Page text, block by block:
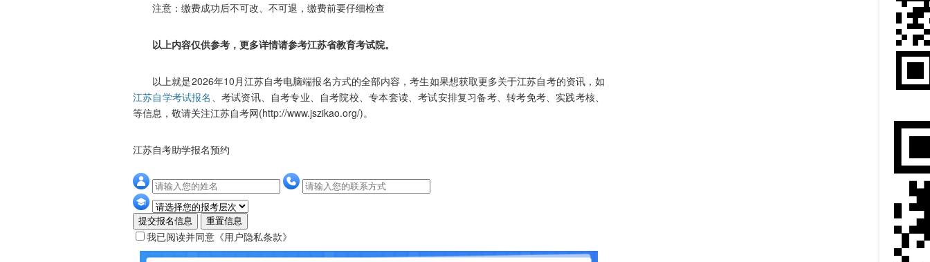
注意：缴费成功后不可改、不可退，缴费前要仔细检查
以上内容仅供参考，更多详情请参考江苏省教育考试院。
以上就是2026年10月江苏自考电脑端报名方式的全部内容，考生如果想获取更多关于江苏自考的资讯，如
江苏自学考试报名 、考试资讯、自考专业、自考院校、专本套读、考试安排复习备考、转考免考、实践考核、
等信息，敬请关注江苏自考网(http://www.jszikao.org/)。
江苏自考助学报名预约
提交报名信息 重置信息
我已阅读并同意 《用户隐私条款》